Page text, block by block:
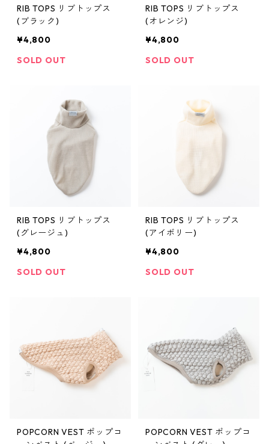
RIB TOPS リブトップス
(ブラック)
¥4,800
SOLD OUT
RIB TOPS リブトップス
(オレンジ)
¥4,800
SOLD OUT
RIB TOPS リブトップス
(グレージュ)
¥4,800
SOLD OUT
RIB TOPS リブトップス
(アイボリー)
¥4,800
SOLD OUT
POPCORN VEST ポップコ
POPCORN VEST ポップコ